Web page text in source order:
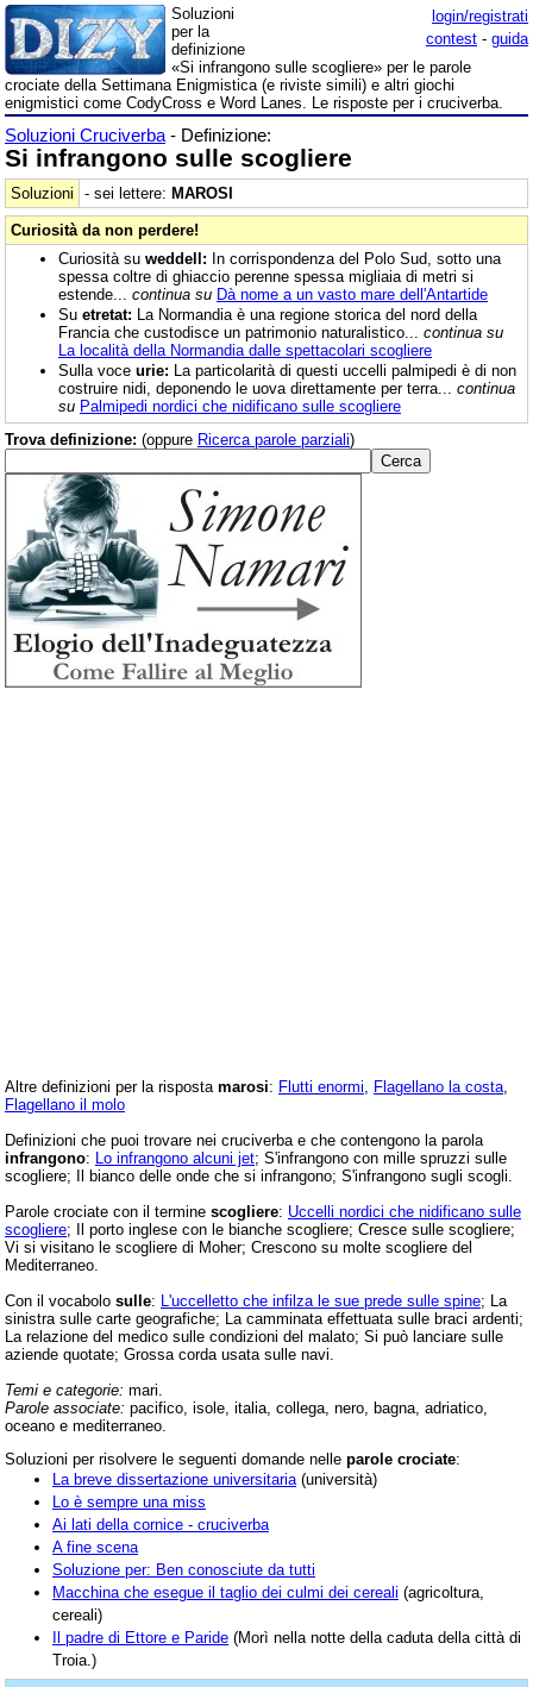
login/registrati
contest - guida
Soluzioni
per la
definizione
«Si infrangono sulle scogliere» per le parole
crociate della Settimana Enigmistica (e riviste simili) e altri giochi
enigmistici come CodyCross e Word Lanes. Le risposte per i cruciverba.
Soluzioni Cruciverba - Definizione:
Si infrangono sulle scogliere
Soluzioni - sei lettere: MAROSI
Curiosità da non perdere!
Curiosità su weddell: In corrispondenza del Polo Sud, sotto una
spessa coltre di ghiaccio perenne spessa migliaia di metri si
estende... continua su Dà nome a un vasto mare dell'Antartide
Su etretat: La Normandia è una regione storica del nord della
Francia che custodisce un patrimonio naturalistico... continua su
La località della Normandia dalle spettacolari scogliere
Sulla voce urie: La particolarità di questi uccelli palmipedi è di non
costruire nidi, deponendo le uova direttamente per terra... continua
su Palmipedi nordici che nidificano sulle scogliere
Trova definizione: (oppure Ricerca parole parziali)
Altre definizioni per la risposta marosi: Flutti enormi Flagellano la costa
Flagellano il molo
Definizioni che puoi trovare nei cruciverba e che contengono la parola
infrangono: Lo infrangono alcuni jet; S'infrangono con mille spruzzi sulle
scogliere; Il bianco delle onde che si infrangono; S'infrangono sugli scogli.
Parole crociate con il termine scogliere: Uccelli nordici che nidificano sulle
scogliere; Il porto inglese con le bianche scogliere; Cresce sulle scogliere;
Vi si visitano le scogliere di Moher; Crescono su molte scogliere del
Mediterraneo.
Con il vocabolo sulle: L'uccelletto che infilza le sue prede sulle spine; La
sinistra sulle carte geografiche; La camminata effettuata sulle braci ardenti;
La relazione del medico sulle condizioni del malato; Si può lanciare sulle
aziende quotate; Grossa corda usata sulle navi.
Temi e categorie: mari.
Parole associate: pacifico, isole, italia, collega, nero, bagna, adriatico,
oceano e mediterraneo.
Soluzioni per risolvere le seguenti domande nelle parole crociate:
La breve dissertazione universitaria (università)
Lo è sempre una miss
Ai lati della cornice - cruciverba
A fine scena
Soluzione per: Ben conosciute da tutti
Macchina che esegue il taglio dei culmi dei cereali (agricoltura,
cereali)
Il padre di Ettore e Paride (Morì nella notte della caduta della città di
Troia.)